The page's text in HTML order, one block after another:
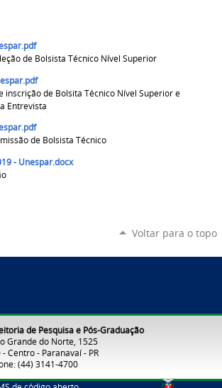
de Bolsista Técnico Nível Superior
inscrição de Bolsita Técnico Nível Superior e
Entrevista
de Bolsista Técnico
- Unespar.docx
Voltar para o topo
de Pesquisa e Pós-Graduação
Grande do Norte, 1525
Centro - Paranavaí - PR
(44) 3141-4700